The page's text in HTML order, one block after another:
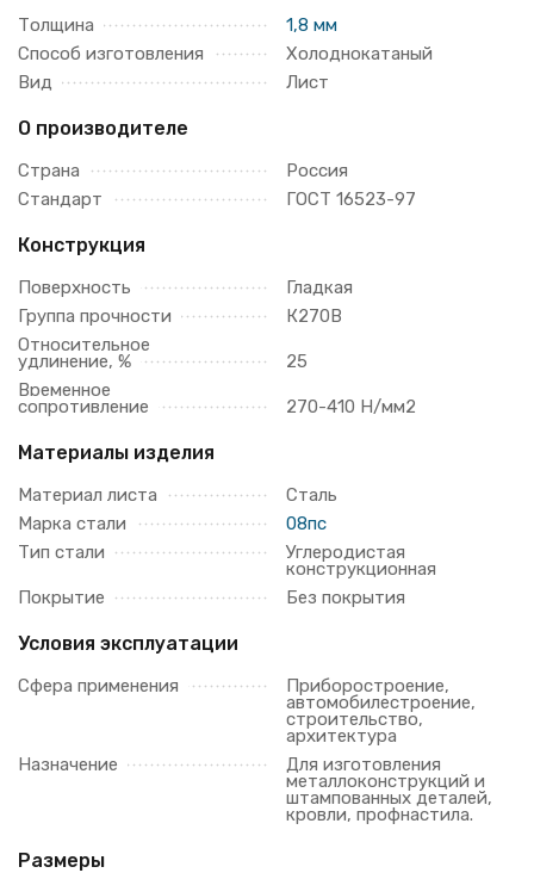
Толщина
1,8 мм
Способ изготовления
Холоднокатаный
Вид
Лист
О производителе
Страна
Россия
Стандарт
ГОСТ 16523-97
Конструкция
Поверхность
Гладкая
Группа прочности
К270В
Относительное
удлинение, %
25
Временное
сопротивление 270-410 Н/мм2
Материалы изделия
Материал листа
Сталь
Марка стали
08пс
Тип стали
Углеродистая
конструкционная
Покрытие
Без покрытия
Условия эксплуатации
Сфера применения Приборостроение,
автомобилестроение,
строительство,
архитектура
Назначение
Для изготовления
металлоконструкций и
штампованных деталей,
кровли, профнастила.
Размеры